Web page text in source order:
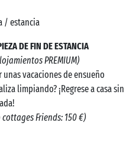
/ estancia
DE FIN DE ESTANCIA
PREMIUM)
vacaciones de ensueño
limpiando? ¡Regrese a casa sin
Friends: 150 €)